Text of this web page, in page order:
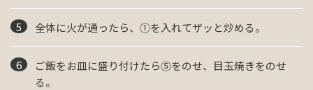
全体に火が通ったら、①を入れてザッと炒める。
ご飯をお皿に盛り付けたら⑤をのせ、目玉焼きをのせ
る。